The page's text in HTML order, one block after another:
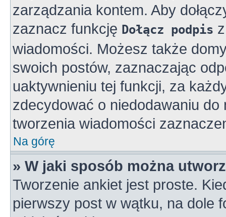
zarządzania kontem. Aby
zaznacz funkcję Dołącz podpis
wiadomości. Możesz także
swoich postów, zaznaczając
uaktywnieniu tej funkcji, za
zdecydować o niedodawaniu
tworzenia wiadomości
Na górę
» W jaki sposób można
Tworzenie ankiet jest proste.
pierwszy post w wątku, na dole